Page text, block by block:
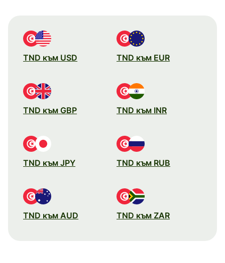
TND към USD TND към EUR
TND към GBP TND към INR
TND към JPY TND към RUB
TND към AUD TND към ZAR